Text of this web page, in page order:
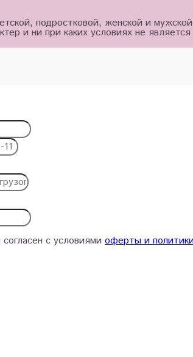
подростковой, женской и
и ни при каких условиях не
с условиями оферты и